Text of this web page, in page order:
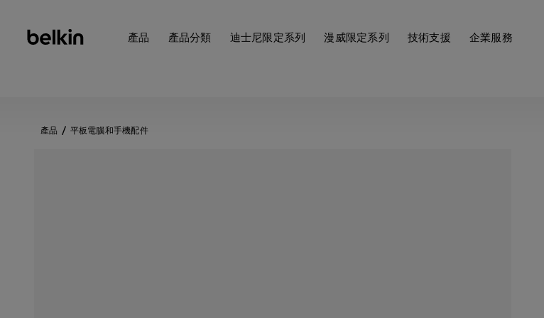
產品 產品分類 迪士尼限定系列 漫威限定系列 技術支援 企業服務
產品 平板電腦和手機配件